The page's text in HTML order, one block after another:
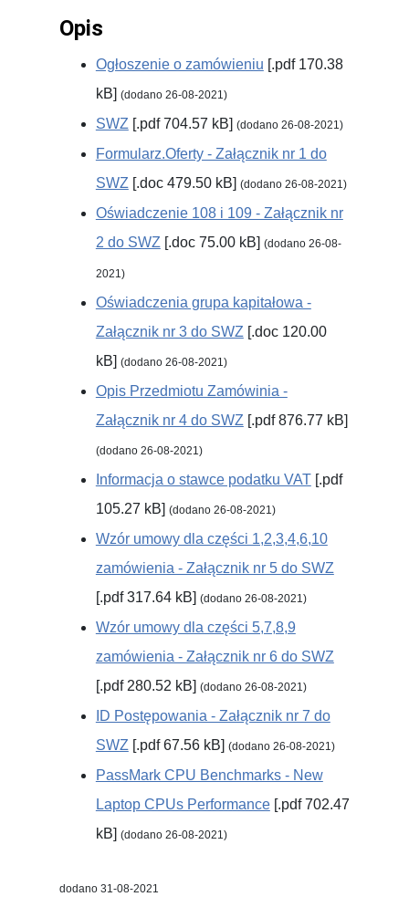
Opis
Ogłoszenie o zamówieniu [.pdf 170.38
kB] (dodano 26-08-2021)
SWZ [.pdf 704.57 kB] (dodano 26-08-2021)
Formularz.Oferty - Załącznik nr 1 do
SWZ [.doc 479.50 kB] (dodano 26-08-2021)
Oświadczenie 108 i 109 - Załącznik nr
2 do SWZ [.doc 75.00 kB] (dodano 26-08-
2021)
Oświadczenia grupa kapitałowa -
Załącznik nr 3 do SWZ [.doc 120.00
kB] (dodano 26-08-2021)
Opis Przedmiotu Zamówinia -
Załącznik nr 4 do SWZ [.pdf 876.77 kB]
(dodano 26-08-2021)
Informacja o stawce podatku VAT[.pdf
105.27 kB] (dodano 26-08-2021)
Wzór umowy dla części 1,2,3,4,6,10
zamówienia - Załącznik nr 5 do SWZ
[.pdf 317.64 kB] (dodano 26-08-2021)
Wzór umowy dla części 5,7,8,9
zamówienia - Załącznik nr 6 do SWZ
[.pdf 280.52 kB] (dodano 26-08-2021)
ID Postępowania - Załącznik nr 7 do
SWZ [.pdf 67.56 kB] (dodano 26-08-2021)
PassMark CPU Benchmarks - New
Laptop CPUs Performance[.pdf 702.47
kB] (dodano 26-08-2021)
dodano 31-08-2021